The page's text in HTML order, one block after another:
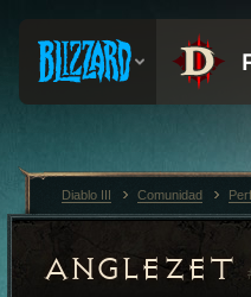
ANGLEZET
Diablo III Comunidad